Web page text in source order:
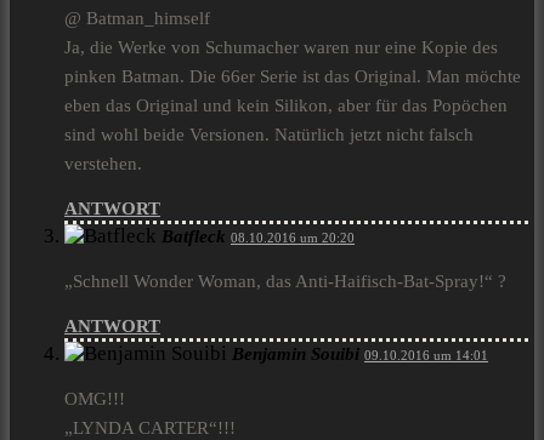
@ Batman_himself
Ja, die Werke von Schumacher waren nur eine Kopie des
pinken Batman. Die 66er Serie ist das Original. Man möchte
eben das Original und kein Silikon, aber für das Popöchen
sind wohl beide Versionen. Natürlich jetzt nicht falsch
verstehen.
ANTWORT
Batfleck 08.10.2016 um 20:20
„Schnell Wonder Woman, das Anti-Haifisch-Bat-Spray!“ ?
ANTWORT
Benjamin Souibi 09.10.2016 um 14:01
OMG!!!
„LYNDA CARTER“!!!